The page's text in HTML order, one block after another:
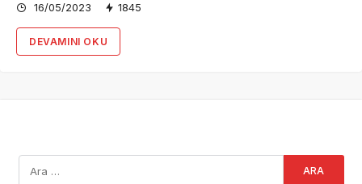
16/05/2023 1845
DEVAMINI OKU